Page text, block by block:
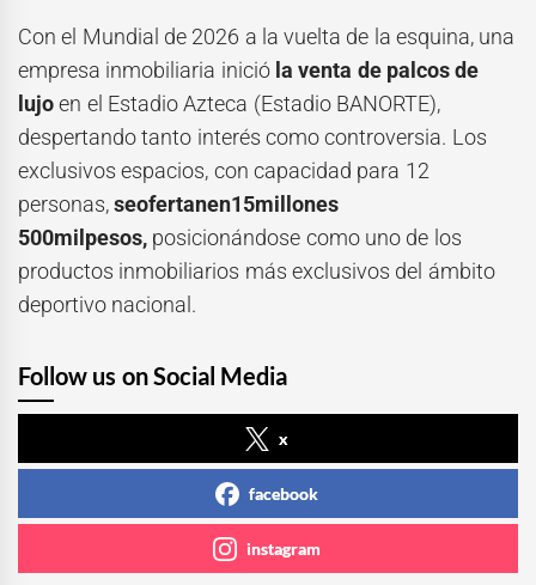
Con el Mundial de 2026 a la vuelta de la esquina, una
empresa inmobiliaria inició la venta de palcos de
lujoen el Estadio Azteca (Estadio BANORTE),
despertando tanto interés como controversia. Los
exclusivos espacios, con capacidad para 12
personas,seofertanen15millones
500milpesos, posicionándose como uno de los
productos inmobiliarios más exclusivos del ámbito
deportivo nacional.
Follow us on Social Media
x
facebook
instagram